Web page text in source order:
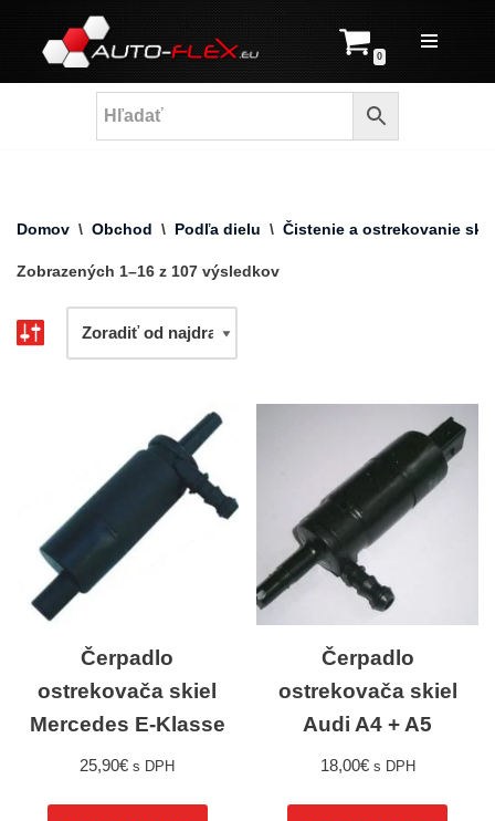
Prejsť
na
0
Domov \ Obchod \ Podľa dielu \ Čistenie a ostrekovanie
Zobrazených 1–16 z 107 výsledkov
Čerpadlo
ostrekovača skiel
Mercedes E-Klasse
25,90€ s DPH
Čerpadlo
ostrekovača skiel
Audi A4 + A5
18,00€ s DPH